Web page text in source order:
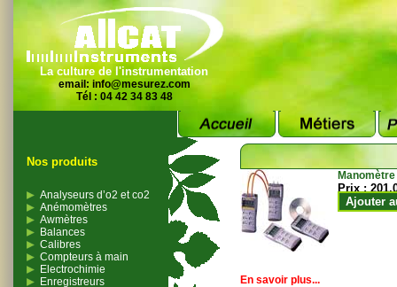
La culture de l'instrumentation
email: info@mesurez.com
Tél : 04 42 34 83 48
Nos produits
Analyseurs d’o2 et co2
Anémomètres
Awmètres
Balances
Calibres
Compteurs à main
Electrochimie
Enregistreurs
Prix :
Ajouter
En savoir plus...